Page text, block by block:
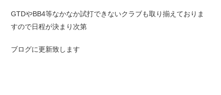
GTDやBB4等なかなか試打できないクラブも取り揃えておりま
すので日程が決まり次第
ブログに更新致します